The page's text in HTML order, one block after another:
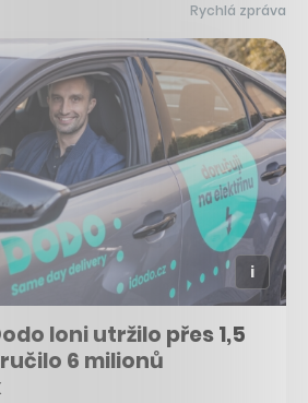
Rychlá zpráva
loni utržilo přes 1,5
6 milionů